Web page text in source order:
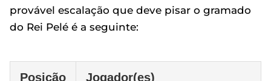
provável escalação que deve pisar o gramado
do Rei Pelé é a seguinte:
Posição Jogador(es)